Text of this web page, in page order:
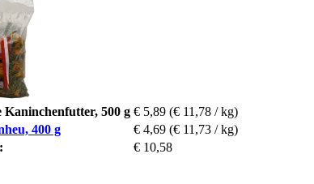
500 g € 5,89 (€ 11,78 / kg)
400 g
€ 4,69 (€ 11,73 / kg)
€ 10,58